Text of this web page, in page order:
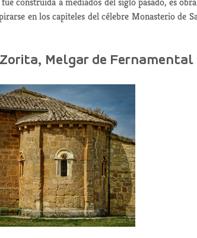
en los capiteles del célebre Monasterio de
Melgar de Fernamental